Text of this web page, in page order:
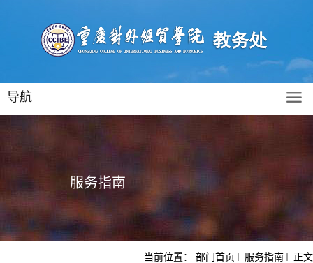
导航
服务指南
当前位置： 部门首页 服务指南 正文